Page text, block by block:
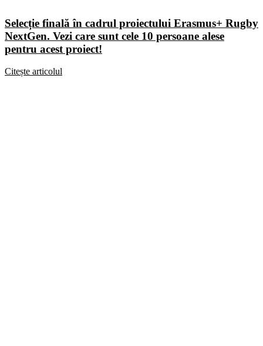
Selecție finală în cadrul proiectului Erasmus+ Rugby
NextGen. Vezi care sunt cele 10 persoane alese
pentru acest proiect!
Citește articolul